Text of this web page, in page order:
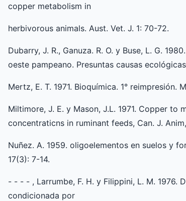
copper metabolism in
herbivorous animals. Aust. Vet. J. 1: 70-72.
Dubarry, J. R., Ganuza. R. O. y Buse, L. G.
oeste pampeano. Presuntas causas
Mertz, E. T. 1971. Bioquímica. 1° reimpresión.
Miltimore, J. E. y Mason, J.L. 1971. Copper
concentraticns in ruminant feeds, Can. J.
Nuñez. A. 1959. oligoelementos en suelos y
17(3): 7-14.
- - - - , Larrumbe, F. H. y Filippini, L. M. 1976.
condicionada por